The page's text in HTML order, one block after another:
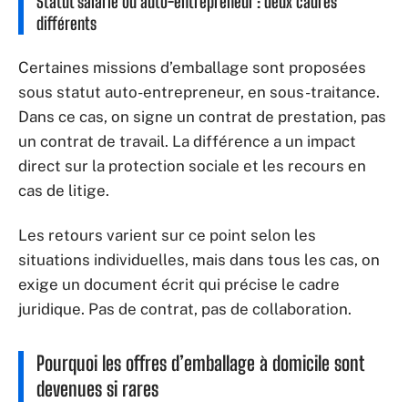
différents
Certaines missions d’emballage sont proposées
sous statut auto-entrepreneur, en sous-traitance.
Dans ce cas, on signe un contrat de prestation, pas
un contrat de travail. La différence a un impact
direct sur la protection sociale et les recours en
cas de litige.
Les retours varient sur ce point selon les
situations individuelles, mais dans tous les cas, on
exige un document écrit qui précise le cadre
juridique. Pas de contrat, pas de collaboration.
Pourquoi les offres d’emballage à domicile sont
devenues si rares